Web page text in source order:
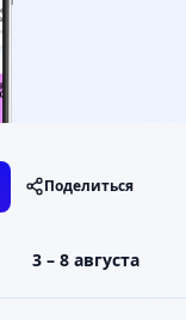
Поделиться
3 – 8 августа